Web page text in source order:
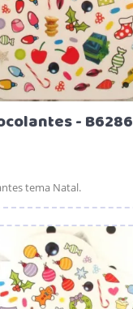
- B6286
tema Natal.